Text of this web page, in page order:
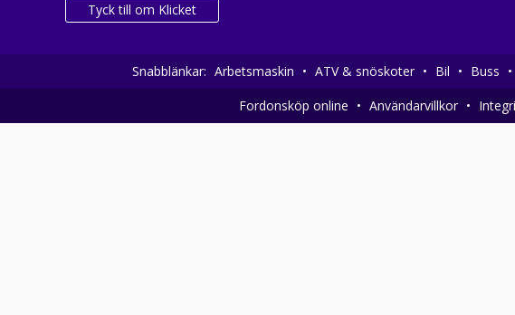
Tyck till om Klicket
Snabblänkar: Arbetsmaskin • ATV & snöskoter • Bil • Buss •
Fordonsköp online • Användarvillkor •